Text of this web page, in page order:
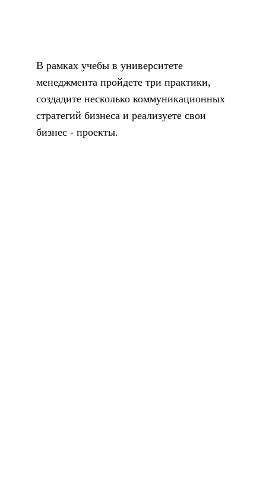
В рамках учебы в университете
менеджмента пройдете три практики,
создадите несколько коммуникационных
стратегий бизнеса и реализуете свои
бизнес - проекты.